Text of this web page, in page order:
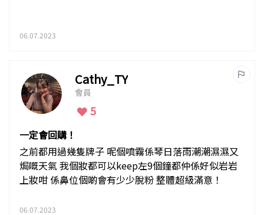
06.07.2023
Cathy_TY
會員
5
一定會回購！
之前都用過幾隻牌子 呢個噴霧係琴日落雨潮潮濕濕又
焗嘅天氣 我個妝都可以keep左9個鐘都仲係好似岩岩
上妝咁 係鼻位個啲會有少少脫粉 整體超級滿意！
06.07.2023